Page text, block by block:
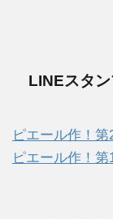
LINEスタ
ピエール作！
ピエール作！